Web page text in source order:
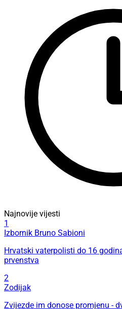
Najnovije vijesti
1
Izbornik Bruno Sabioni
Hrvatski vaterpolisti do 16
prvenstva
2
Zodijak
Zvijezde im donose promjenu -